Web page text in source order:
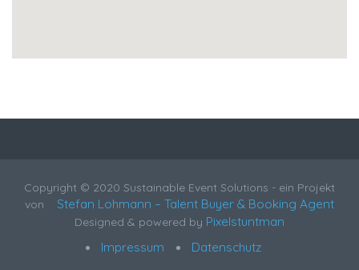
Copyright © 2020 Sustainable Event Solutions - ein Projekt
von
Stefan Lohmann – Talent Buyer & Booking Agent
Designed & powered by Pixelstuntman
Impressum
Datenschutz